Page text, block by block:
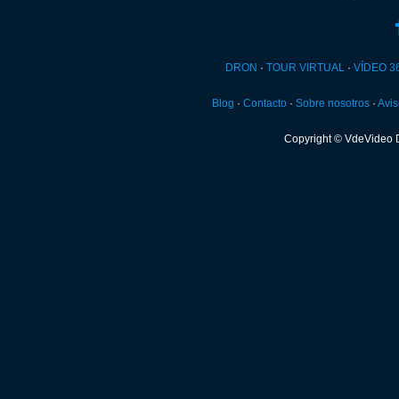
DRON · TOUR VIRTUAL · VÍDEO
Blog · Contacto· Sobre nosotros·
Copyright © VdeVideo